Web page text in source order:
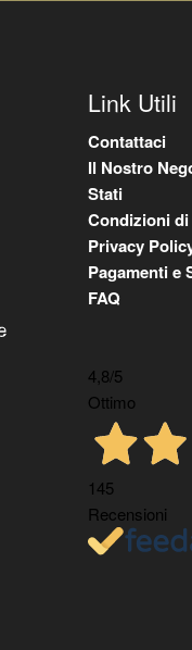
Link Utili
Contattaci
Il Nostro
Stati
Condizioni di
Privacy
Pagamenti e
FAQ
4,8/5
Ottimo
145
Recensioni